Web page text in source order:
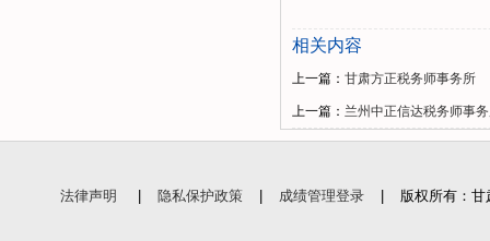
相关内容
上一篇： 甘肃方正税务师事务所
上一篇： 兰州中正信达税务师事
法律声明 隐私保护政策 成绩管理登录 版权所有：